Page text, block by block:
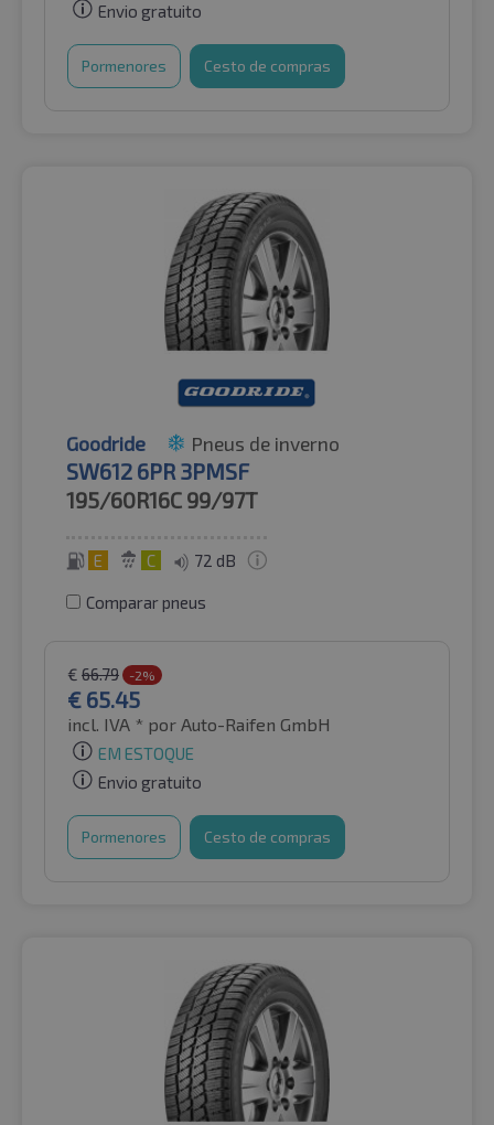
Envio gratuito
Pormenores Cesto de compras
Goodride Pneus de inverno
SW612 6PR 3PMSF
195/60R16C 99/97T
E C 72 dB
Comparar pneus
€ 66.79 -2%
€ 65.45
incl. IVA * por Auto-Raifen GmbH
EM ESTOQUE
Envio gratuito
Pormenores Cesto de compras